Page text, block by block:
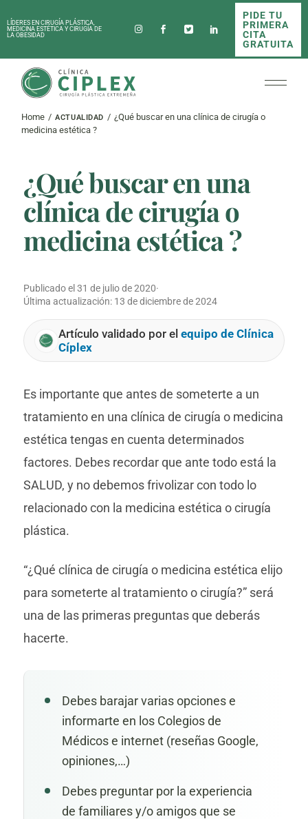
to
theLÍDERES EN CIRUGÍA PLÁSTICA,
MEDICINA ESTÉTICA Y CIRUGÍA DE
LA OBESIDAD
PIDE TU
PRIMERA
CITA
GRATUITA
Home ACTUALIDAD
¿Qué buscar en una clínica de cirugía o
medicina estética ?
¿Qué buscar en una
clínica de cirugía o
medicina estética ?
Publicado el 31 de julio de 2020·
Última actualización: 13 de diciembre de 2024
Artículo validado por el equipo de Clínica
Cíplex
Es importante que antes de someterte a un
tratamiento en una clínica de cirugía o medicina
estética tengas en cuenta determinados
factores. Debes recordar que ante todo está la
SALUD, y no debemos frivolizar con todo lo
relacionado con la medicina estética o cirugía
plástica.
“¿Qué clínica de cirugía o medicina estética elijo
para someterte al tratamiento o cirugía?” será
una de las primeras preguntas que deberás
hacerte.
Debes barajar varias opciones e
informarte en los Colegios de
Médicos e internet (reseñas Google,
opiniones,…)
Debes preguntar por la experiencia
de familiares y/o amigos que se